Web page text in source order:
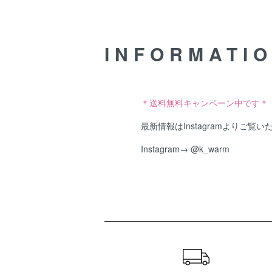
＊送料無料キャンペーン中です＊
最新情報はInstagramよりご覧いた
Instagram→ @k_warm